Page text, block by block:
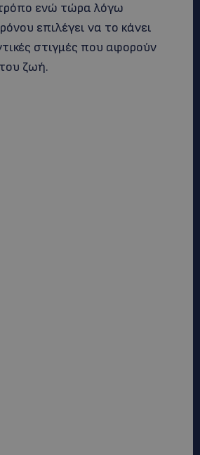
ενώ τώρα λόγω
επιλέγει να το κάνει
στιγμές που αφορούν
ζωή.